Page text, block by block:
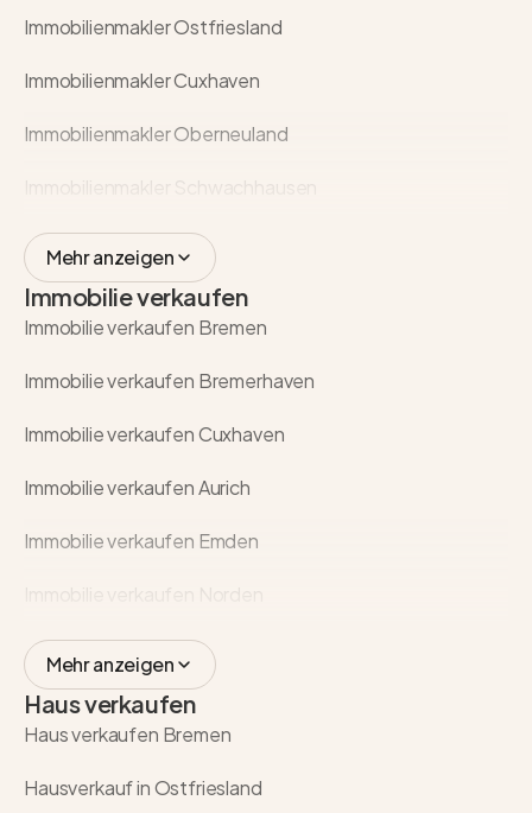
Immobilienmakler Ostfriesland
Immobilienmakler Cuxhaven
Immobilienmakler Oberneuland
Mehr anzeigen
Immobilie verkaufen
Immobilie verkaufen Bremen
Immobilie verkaufen Bremerhaven
Immobilie verkaufen Cuxhaven
Immobilie verkaufen Aurich
Immobilie verkaufen Emden
Mehr anzeigen
Haus verkaufen
Haus verkaufen Bremen
Hausverkauf in Ostfriesland